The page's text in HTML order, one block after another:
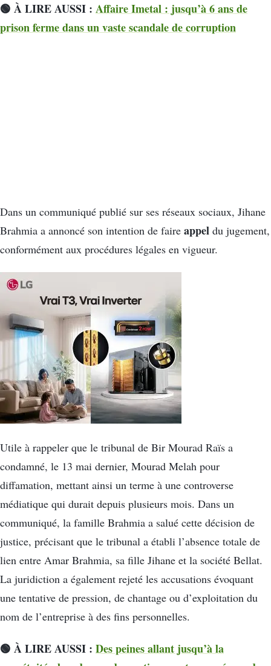
🟢 À LIRE AUSSI : Affaire Imetal : jusqu’à 6 ans de
prison ferme dans un vaste scandale de corruption
Dans un communiqué publié sur ses réseaux sociaux, Jihane
Brahmia a annoncé son intention de faire appel du jugement,
conformément aux procédures légales en vigueur.
Utile à rappeler que le tribunal de Bir Mourad Raïs a
condamné, le 13 mai dernier, Mourad Melah pour
diffamation, mettant ainsi un terme à une controverse
médiatique qui durait depuis plusieurs mois. Dans un
communiqué, la famille Brahmia a salué cette décision de
justice, précisant que le tribunal a établi l’absence totale de
lien entre Amar Brahmia, sa fille Jihane et la société Bellat.
La juridiction a également rejeté les accusations évoquant
une tentative de pression, de chantage ou d’exploitation du
nom de l’entreprise à des fins personnelles.
🟢 À LIRE AUSSI : Des peines allant jusqu’à la